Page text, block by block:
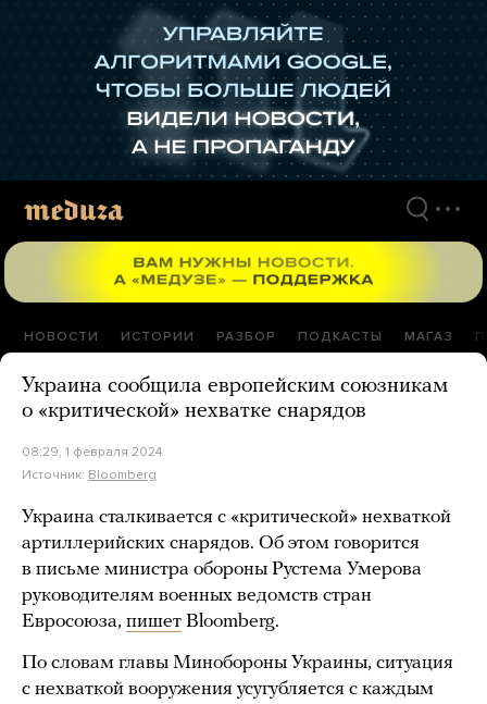
НОВОСТИ ИСТОРИИ РАЗБОР ПОДКАСТЫ МАГАЗ
Украина сообщила европейским союзникам
о «критической» нехватке снарядов
08:29, 1 февраля 2024
Источник: Bloomberg
Украина сталкивается с «критической» нехваткой
артиллерийских снарядов. Об этом говорится
в письме министра обороны Рустема Умерова
руководителям военных ведомств стран
Евросоюза, пишет Bloomberg.
По словам главы Минобороны Украины, ситуация
с нехваткой вооружения усугубляется с каждым